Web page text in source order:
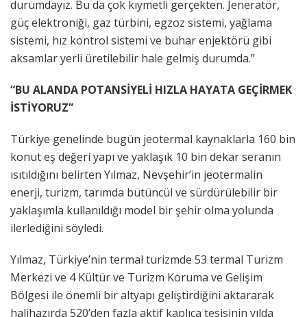
durumdayız. Bu da çok kıymetli gerçekten. Jeneratör,
güç elektroniği, gaz türbini, egzoz sistemi, yağlama
sistemi, hız kontrol sistemi ve buhar enjektörü gibi
aksamlar yerli üretilebilir hale gelmiş durumda.”
“BU ALANDA POTANSİYELİ HIZLA HAYATA GEÇİRMEK
İSTİYORUZ”
Türkiye genelinde bugün jeotermal kaynaklarla 160 bin
konut eş değeri yapı ve yaklaşık 10 bin dekar seranın
ısıtıldığını belirten Yılmaz, Nevşehir’in jeotermalin
enerji, turizm, tarımda bütüncül ve sürdürülebilir bir
yaklaşımla kullanıldığı model bir şehir olma yolunda
ilerlediğini söyledi.
Yılmaz, Türkiye’nin termal turizmde 53 termal Turizm
Merkezi ve 4 Kültür ve Turizm Koruma ve Gelişim
Bölgesi ile önemli bir altyapı geliştirdiğini aktararak
halihazırda 520’den fazla aktif kaplıca tesisinin yılda